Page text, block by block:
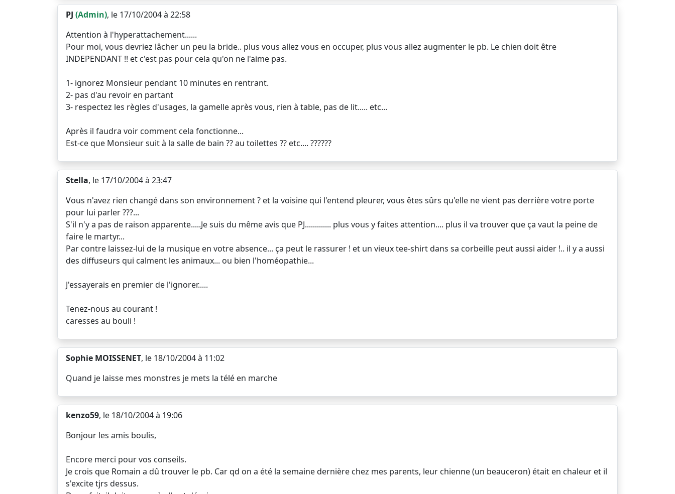
PJ (Admin), le 17/10/2004 à 22:58
Attention à l'hyperattachement......
Pour moi, vous devriez lâcher un peu la bride.. plus vous allez vous en occuper, plus vous allez augmenter le pb. Le chien doit être
INDEPENDANT !! et c'est pas pour cela qu'on ne l'aime pas.
1- ignorez Monsieur pendant 10 minutes en rentrant.
2- pas d'au revoir en partant
3- respectez les règles d'usages, la gamelle après vous, rien à table, pas de lit..... etc...
Après il faudra voir comment cela fonctionne...
Est-ce que Monsieur suit à la salle de bain ?? au toilettes ?? etc.... ??????
Stella, le 17/10/2004 à 23:47
Vous n'avez rien changé dans son environnement ? et la voisine qui l'entend pleurer, vous êtes sûrs qu'elle ne vient pas derrière votre porte
pour lui parler ???...
S'il n'y a pas de raison apparente.....Je suis du même avis que PJ............. plus vous y faites attention.... plus il va trouver que ça vaut la peine de
faire le martyr...
Par contre laissez-lui de la musique en votre absence... ça peut le rassurer ! et un vieux tee-shirt dans sa corbeille peut aussi aider !.. il y a aussi
des diffuseurs qui calment les animaux... ou bien l'homéopathie...
J'essayerais en premier de l'ignorer.....
Tenez-nous au courant !
caresses au bouli !
Sophie MOISSENET, le 18/10/2004 à 11:02
Quand je laisse mes monstres je mets la télé en marche
kenzo59, le 18/10/2004 à 19:06
Bonjour les amis boulis,
Encore merci pour vos conseils.
Je crois que Romain a dû trouver le pb. Car qd on a été la semaine dernière chez mes parents, leur chienne (un beauceron) était en chaleur et il
s'excite tjrs dessus.